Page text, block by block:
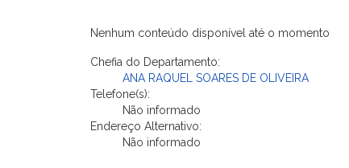
Nenhum conteúdo disponível até o momento
Chefia do Departamento:
ANA RAQUEL SOARES DE OLIVEIRA
Telefone(s):
Não informado
Endereço Alternativo:
Não informado